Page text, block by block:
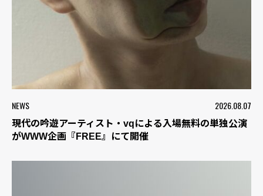
NEWS 2026.08.07
現代の吟遊アーティスト・vqによる入場無料の単独公演
がWWW企画『FREE』にて開催